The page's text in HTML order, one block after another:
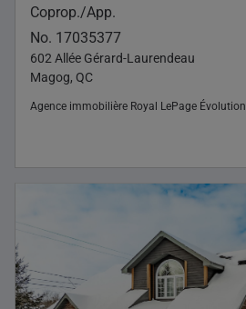
Coprop./App.
No. 17035377
602 Allée Gérard-Laurendeau
Magog, QC
Agence immobilière Royal LePage Évolution